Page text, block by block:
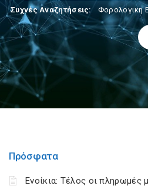
Συχνές Αναζητήσεις: Φορολογικη
Πρόσφατα
Ενοίκια: Τέλος οι πληρωμές